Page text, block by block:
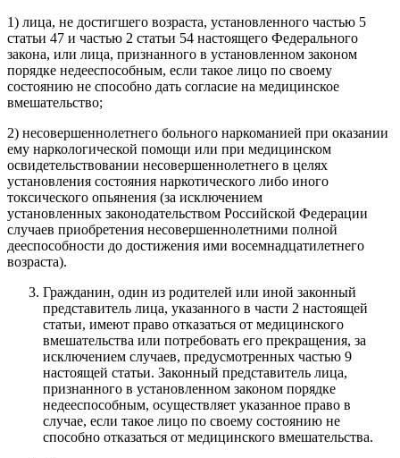
1) лица, не достигшего возраста, установленного частью 5
статьи 47 и частью 2 статьи 54 настоящего Федерального
закона, или лица, признанного в установленном законом
порядке недееспособным, если такое лицо по своему
состоянию не способно дать согласие на медицинское
вмешательство;
2) несовершеннолетнего больного наркоманией при оказании
ему наркологической помощи или при медицинском
освидетельствовании несовершеннолетнего в целях
установления состояния наркотического либо иного
токсического опьянения (за исключением
установленных законодательством Российской Федерации
случаев приобретения несовершеннолетними полной
дееспособности до достижения ими восемнадцатилетнего
возраста).
Гражданин, один из родителей или иной законный
представитель лица, указанного в части 2 настоящей
статьи, имеют право отказаться от медицинского
вмешательства или потребовать его прекращения, за
исключением случаев, предусмотренных частью 9
настоящей статьи. Законный представитель лица,
признанного в установленном законом порядке
недееспособным, осуществляет указанное право в
случае, если такое лицо по своему состоянию не
способно отказаться от медицинского вмешательства.